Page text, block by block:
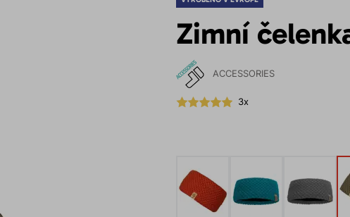
Zimní
ACCESSORIES
3x